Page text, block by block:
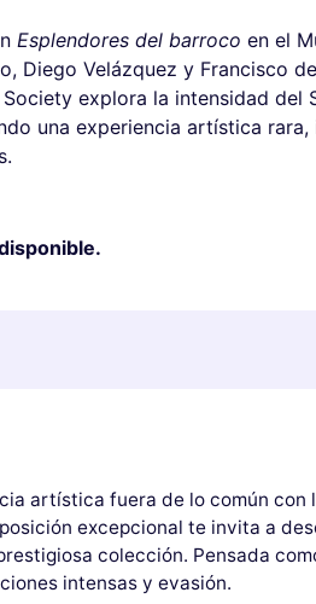
Esplendores del barroco en el
Diego Velázquez y Francisco
explora la intensidad del
una experiencia artística
artística fuera de lo común con
excepcional te invita a
colección. Pensada
intensas y evasión.